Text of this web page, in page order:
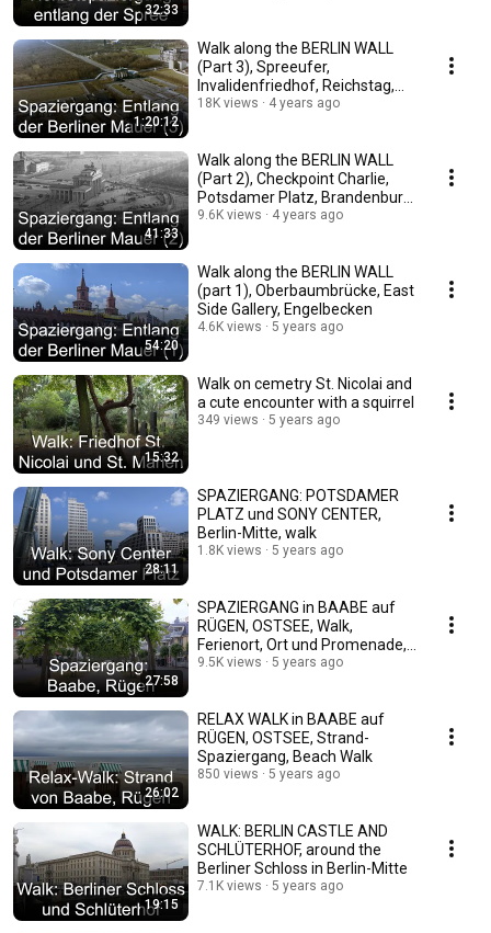
32:33
1:20:12
Walk along the BERLIN WALL
(Part 3), Spreeufer,
Invalidenfriedhof, Reichstag,
Bernauer Straße
18K views 4 years ago
41:33
Walk along the BERLIN WALL
(Part 2), Checkpoint Charlie,
Potsdamer Platz, Brandenburg
Gate
9.6K views 4 years ago
54:20
Walk along the BERLIN WALL
(part 1), Oberbaumbrücke, East
Side Gallery, Engelbecken
4.6K views 5 years ago
15:32
Walk on cemetry St. Nicolai and
a cute encounter with a squirrel
349 views 5 years ago
28:11
SPAZIERGANG: POTSDAMER
PLATZ und SONY CENTER,
Berlin-Mitte, walk
1.8K views 5 years ago
27:58
SPAZIERGANG in BAABE auf
RÜGEN, OSTSEE, Walk,
Ferienort, Ort und Promenade,
Rasender Roland
9.5K views 5 years ago
26:02
RELAX WALK in BAABE auf
RÜGEN, OSTSEE, Strand-
Spaziergang, Beach Walk
850 views 5 years ago
19:15
WALK: BERLIN CASTLE AND
SCHLÜTERHOF, around the
Berliner Schloss in Berlin-Mitte
7.1K views 5 years ago